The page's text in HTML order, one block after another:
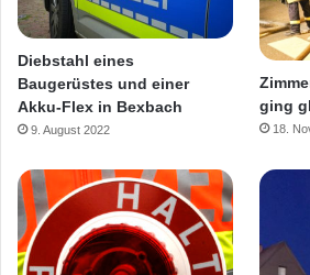
Diebstahl eines
Baugerüstes und einer
Akku-Flex in Bexbach
9. August 2022
ging
18.